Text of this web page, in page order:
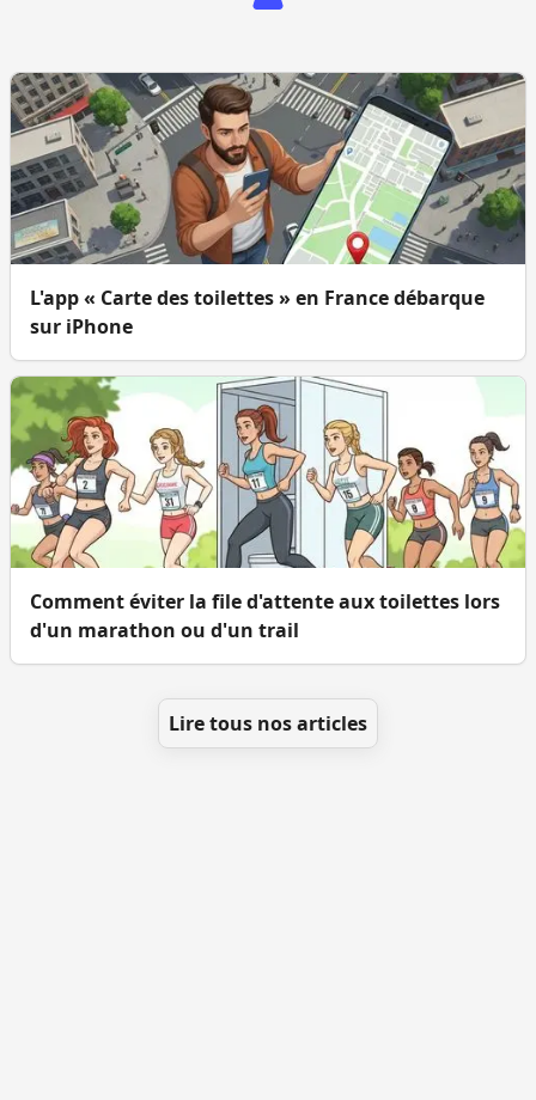
L'app « Carte des toilettes » en France débarque
sur iPhone
Comment éviter la file d'attente aux toilettes lors
d'un marathon ou d'un trail
Lire tous nos articles